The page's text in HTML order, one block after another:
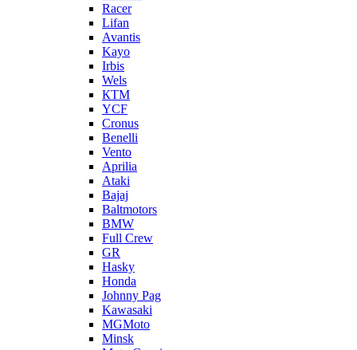
Racer
Lifan
Avantis
Kayo
Irbis
Wels
КТМ
YCF
Cronus
Benelli
Vento
Aprilia
Ataki
Bajaj
Baltmotors
BMW
Full Crew
GR
Hasky
Honda
Johnny Pag
Kawasaki
MGMoto
Minsk